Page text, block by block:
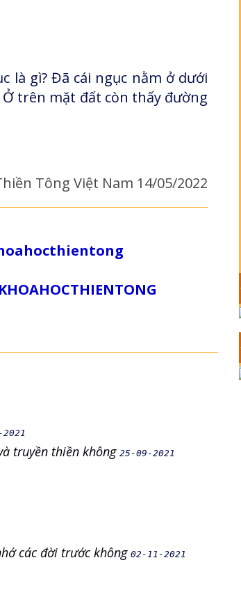
là gì? Đã cái ngục nằm ở dưới
trên mặt đất còn thấy đường
Tông Việt Nam 14/05/2022
truyền thiền không 25-09-2021
các đời trước không 02-11-2021